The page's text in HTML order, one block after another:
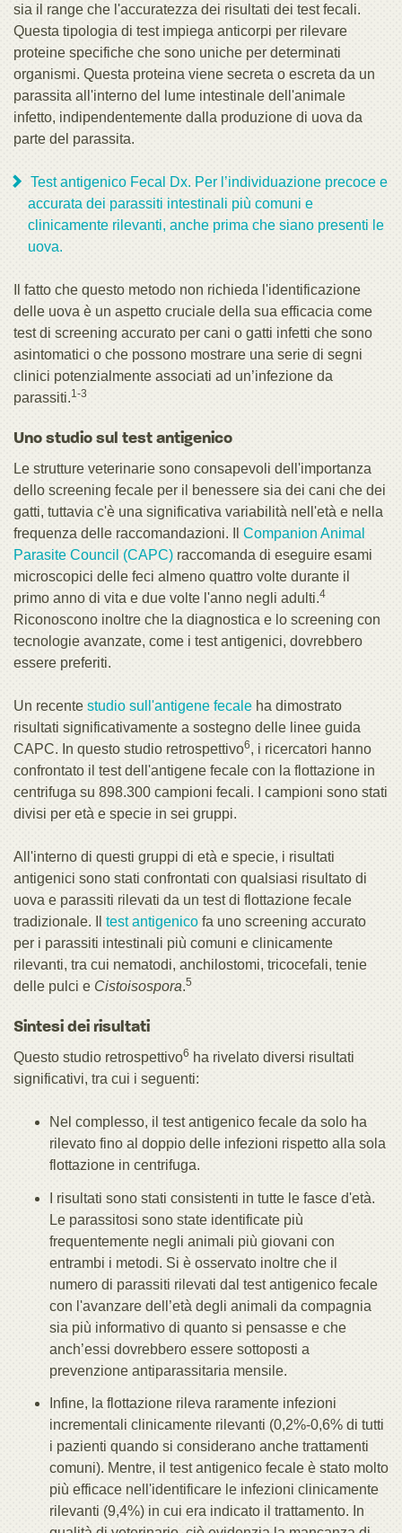
sia il range che l'accuratezza dei risultati dei test fecali.
Questa tipologia di test impiega anticorpi per rilevare
proteine specifiche che sono uniche per determinati
organismi. Questa proteina viene secreta o escreta da un
parassita all'interno del lume intestinale dell'animale
infetto, indipendentemente dalla produzione di uova da
parte del parassita.
Test antigenico Fecal Dx. Per l’individuazione precoce e
accurata dei parassiti intestinali più comuni e
clinicamente rilevanti, anche prima che siano presenti le
uova.
Il fatto che questo metodo non richieda l'identificazione
delle uova è un aspetto cruciale della sua efficacia come
test di screening accurato per cani o gatti infetti che sono
asintomatici o che possono mostrare una serie di segni
clinici potenzialmente associati ad un’infezione da
parassiti.1-3
Uno studio sul test antigenico
Le strutture veterinarie sono consapevoli dell'importanza
dello screening fecale per il benessere sia dei cani che dei
gatti, tuttavia c'è una significativa variabilità nell'età e nella
frequenza delle raccomandazioni. Il Companion Animal
Parasite Council (CAPC) raccomanda di eseguire esami
microscopici delle feci almeno quattro volte durante il
primo anno di vita e due volte l'anno negli adulti.4
Riconoscono inoltre che la diagnostica e lo screening con
tecnologie avanzate, come i test antigenici, dovrebbero
essere preferiti.
Un recente studio sull'antigene fecale ha dimostrato
risultati significativamente a sostegno delle linee guida
CAPC. In questo studio retrospettivo6, i ricercatori hanno
confrontato il test dell'antigene fecale con la flottazione in
centrifuga su 898.300 campioni fecali. I campioni sono stati
divisi per età e specie in sei gruppi.
All'interno di questi gruppi di età e specie, i risultati
antigenici sono stati confrontati con qualsiasi risultato di
uova e parassiti rilevati da un test di flottazione fecale
tradizionale. Il test antigenico fa uno screening accurato
per i parassiti intestinali più comuni e clinicamente
rilevanti, tra cui nematodi, anchilostomi, tricocefali, tenie
delle pulci e Cistoisospora.5
Sintesi dei risultati
Questo studio retrospettivo6 ha rivelato diversi risultati
significativi, tra cui i seguenti:
Nel complesso, il test antigenico fecale da solo ha
rilevato fino al doppio delle infezioni rispetto alla sola
flottazione in centrifuga.
I risultati sono stati consistenti in tutte le fasce d'età.
Le parassitosi sono state identificate più
frequentemente negli animali più giovani con
entrambi i metodi. Si è osservato inoltre che il
numero di parassiti rilevati dal test antigenico fecale
con l'avanzare dell’età degli animali da compagnia
sia più informativo di quanto si pensasse e che
anch’essi dovrebbero essere sottoposti a
prevenzione antiparassitaria mensile.
Infine, la flottazione rileva raramente infezioni
incrementali clinicamente rilevanti (0,2%-0,6% di tutti
i pazienti quando si considerano anche trattamenti
comuni). Mentre, il test antigenico fecale è stato molto
più efficace nell'identificare le infezioni clinicamente
rilevanti (9,4%) in cui era indicato il trattamento. In